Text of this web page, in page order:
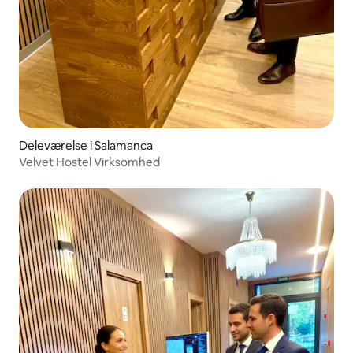
Deleværelse i Salamanca
Velvet Hostel Virksomhed